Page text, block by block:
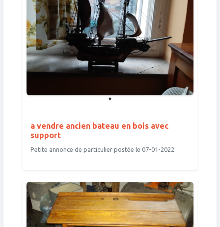
a vendre ancien bateau en bois avec
support
Petite annonce de particulier postée le 07-01-2022